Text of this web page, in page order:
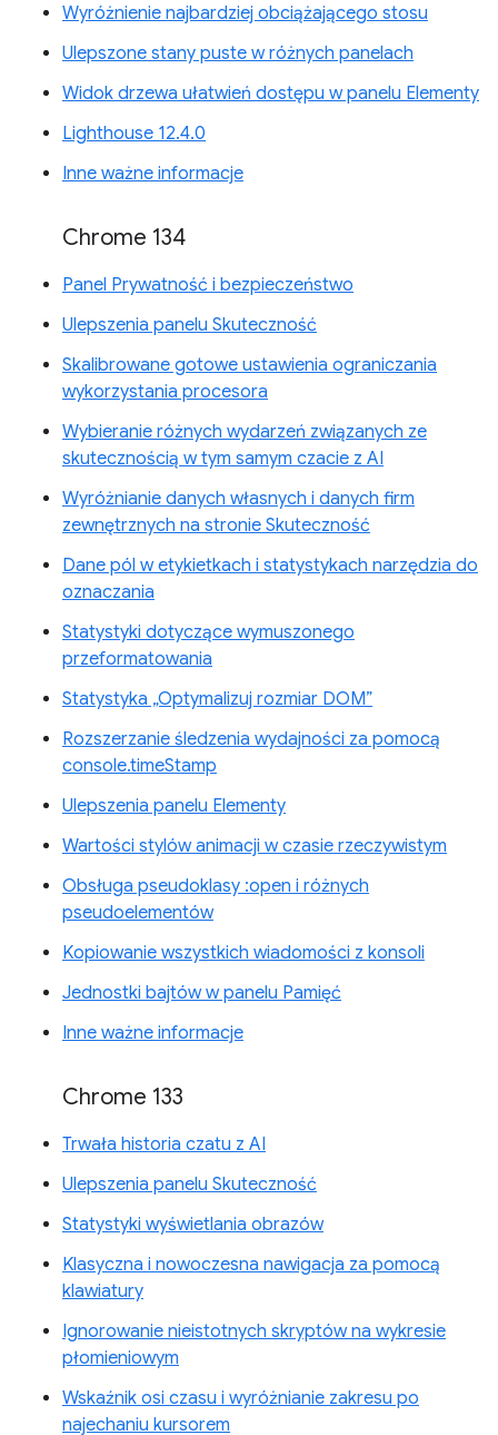
Wyróżnienie najbardziej obciążającego stosu
Ulepszone stany puste w różnych panelach
Widok drzewa ułatwień dostępu w panelu Elementy
Lighthouse 12.4.0
Inne ważne informacje
Chrome 134
Panel Prywatność i bezpieczeństwo
Ulepszenia panelu Skuteczność
Skalibrowane gotowe ustawienia ograniczania
wykorzystania procesora
Wybieranie różnych wydarzeń związanych ze
skutecznością w tym samym czacie z AI
Wyróżnianie danych własnych i danych firm
zewnętrznych na stronie Skuteczność
Dane pól w etykietkach i statystykach narzędzia do
oznaczania
Statystyki dotyczące wymuszonego
przeformatowania
Statystyka „Optymalizuj rozmiar DOM”
Rozszerzanie śledzenia wydajności za pomocą
console.timeStamp
Ulepszenia panelu Elementy
Wartości stylów animacji w czasie rzeczywistym
Obsługa pseudoklasy :open i różnych
pseudoelementów
Kopiowanie wszystkich wiadomości z konsoli
Jednostki bajtów w panelu Pamięć
Inne ważne informacje
Chrome 133
Trwała historia czatu z AI
Ulepszenia panelu Skuteczność
Statystyki wyświetlania obrazów
Klasyczna i nowoczesna nawigacja za pomocą
klawiatury
Ignorowanie nieistotnych skryptów na wykresie
płomieniowym
Wskaźnik osi czasu i wyróżnianie zakresu po
najechaniu kursorem